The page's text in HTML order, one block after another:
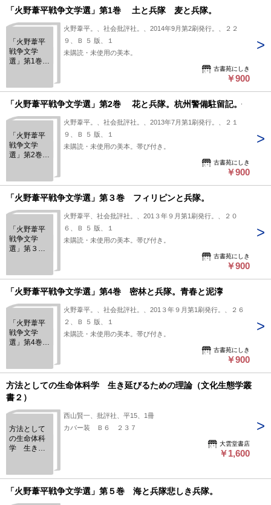
「火野葦平戦争文学選」第1巻 土と兵隊 麦と兵隊。
「火野葦平
戦争文学
選」第1巻
隊。
火野葦平。、社会批評社。、2014年9月第2刷発行。、２２
９、Ｂ ５ 版、１
未購読・未使用の美本。
古書苑にしき
￥900
「火野葦平戦争文学選」第2巻 花と兵隊。杭州警備駐留記。
「火野葦平
戦争文学
選」第2巻
備駐留記。
火野葦平。、社会批評社。、2013年7月第1刷発行。、２１
９、Ｂ ５ 版、１
未購読・未使用の美本。帯び付き。
古書苑にしき
￥900
「火野葦平戦争文学選」第３巻 フィリピンと兵隊。
「火野葦平
戦争文学
選」第３
隊。
火野葦平、社会批評社。、201３年９月第1刷発行。、２０
６、Ｂ ５ 版、１
未購読・未使用の美本。帯び付き。
古書苑にしき
￥900
「火野葦平戦争文学選」第4巻 密林と兵隊。青春と泥濘
「火野葦平
戦争文学
選」第4巻
泥濘
火野葦平。、社会批評社。、201３年９月第1刷発行。、２６
２、Ｂ ５ 版、１
未購読・未使用の美本。帯び付き。
古書苑にしき
￥900
方法としての生命体科学 生き延びるための理論（文化生態学叢
書２）
方法として
の生命体科
学 生き延
生態学叢書
２）
西山賢一、批評社、平15、1冊
カバー装 Ｂ６ ２３７
大雲堂書店
￥1,600
「火野葦平戦争文学選」第５巻 海と兵隊悲しき兵隊。